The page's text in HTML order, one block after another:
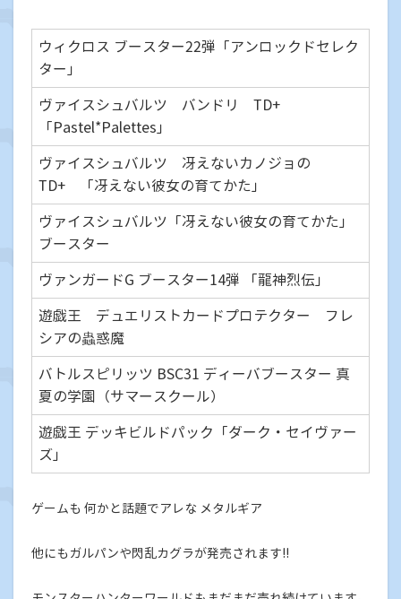
ウィクロス ブースター22弾「アンロックドセレク
ター」
ヴァイスシュバルツ バンドリ TD+
「Pastel*Palettes」
ヴァイスシュバルツ 冴えないカノジョの
TD+ 「冴えない彼女の育てかた」
ヴァイスシュバルツ「冴えない彼女の育てかた」
ブースター
ヴァンガードG ブースター14弾 「龍神烈伝」
遊戯王 デュエリストカードプロテクター フレ
シアの蟲惑魔
バトルスピリッツ BSC31 ディーバブースター 真
夏の学園（サマースクール）
遊戯王 デッキビルドパック「ダーク・セイヴァー
ズ」
ゲームも 何かと話題でアレな メタルギア
他にもガルパンや閃乱カグラが発売されます!!